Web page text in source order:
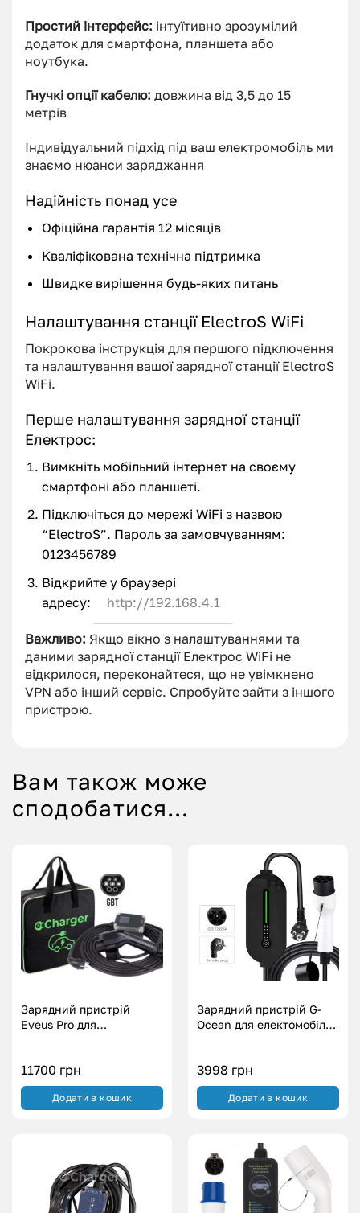
Простий інтерфейс: інтуїтивно зрозумілий
додаток для смартфона, планшета або
ноутбука.
Гнучкі опції кабелю: довжина від 3,5 до 15
метрів
Індивідуальний підхід під ваш електромобіль ми
знаємо нюанси заряджання
Надійність понад усе
Офіційна гарантія 12 місяців
Кваліфікована технічна підтримка
Швидке вирішення будь-яких питань
Налаштування станції ElectroS WiFi
Покрокова інструкція для першого підключення
та налаштування вашої зарядної станції ElectroS
WiFi.
Перше налаштування зарядної станції
Електрос:
Вимкніть мобільний інтернет на своєму
смартфоні або планшеті.
Підключіться до мережі WiFi з назвою
“ElectroS”. Пароль за замовчуванням:
0123456789
Відкрийте у браузері
адресу:
http://192.168.4.1
Важливо: Якщо вікно з налаштуваннями та
даними зарядної станції Електрос WiFi не
відкрилося, переконайтеся, що не увімкнено
VPN або інший сервіс. Спробуйте зайти з іншого
пристрою.
Вам також може
сподобатися…
Зарядний пристрій
Eveus Pro для
11700 грн
Додати в кошик
Зарядний пристрій G-
Ocean для електомобіля
3998 грн
Додати в кошик